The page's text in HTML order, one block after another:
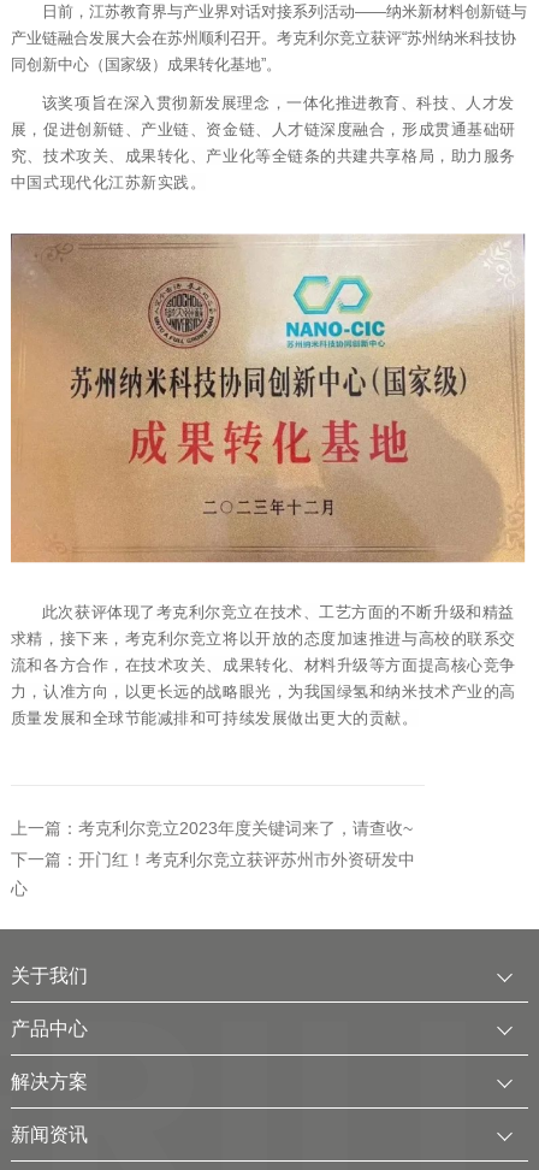
日前，江苏教育界与产业界对话对接系列活动——纳米新材料创新链与
产业链融合发展大会在苏州顺利召开。考克利尔竞立获评“苏州纳米科技协
同创新中心（国家级）成果转化基地”。
该奖项旨在深入贯彻新发展理念，一体化推进教育、科技、人才发
展，促进创新链、产业链、资金链、人才链深度融合，形成贯通基础研
究、技术攻关、成果转化、产业化等全链条的共建共享格局，助力服务
中国式现代化江苏新实践。
此次获评体现了考克利尔竞立在技术、工艺方面的不断升级和精益
求精，接下来，考克利尔竞立将以开放的态度加速推进与高校的联系交
流和各方合作，在技术攻关、成果转化、材料升级等方面提高核心竞争
力，认准方向，以更长远的战略眼光，为我国绿氢和纳米技术产业的高
质量发展和全球节能减排和可持续发展做出更大的贡献。
上一篇：考克利尔竞立2023年度关键词来了，请查收~
下一篇：开门红！考克利尔竞立获评苏州市外资研发中
心
关于我们
公司简介
发展历程
服务全球
产品中心
中压水电解制氢装置
氢气干燥装置
解决方案
可再生电解水制氢解决方案
新闻资讯